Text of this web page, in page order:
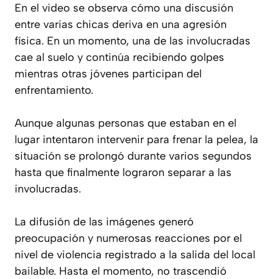
En el video se observa cómo una discusión
entre varias chicas deriva en una agresión
física. En un momento, una de las involucradas
cae al suelo y continúa recibiendo golpes
mientras otras jóvenes participan del
enfrentamiento.
Aunque algunas personas que estaban en el
lugar intentaron intervenir para frenar la pelea, la
situación se prolongó durante varios segundos
hasta que finalmente lograron separar a las
involucradas.
La difusión de las imágenes generó
preocupación y numerosas reacciones por el
nivel de violencia registrado a la salida del local
bailable. Hasta el momento, no trascendió